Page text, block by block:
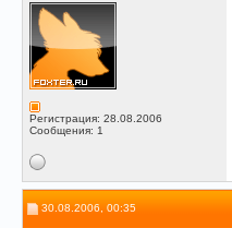
Регистрация: 28.08.2006
Сообщения: 1
30.08.2006, 00:35